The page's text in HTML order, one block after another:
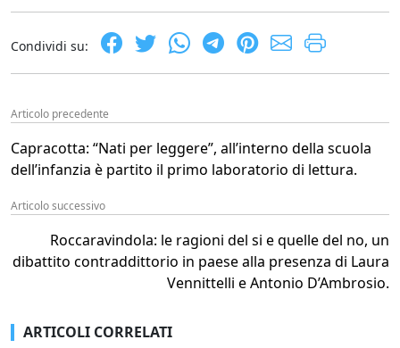
Condividi su:
Articolo precedente
Capracotta: “Nati per leggere”, all’interno della scuola
dell’infanzia è partito il primo laboratorio di lettura.
Articolo successivo
Roccaravindola: le ragioni del si e quelle del no, un
dibattito contraddittorio in paese alla presenza di Laura
Vennittelli e Antonio D’Ambrosio.
ARTICOLI CORRELATI